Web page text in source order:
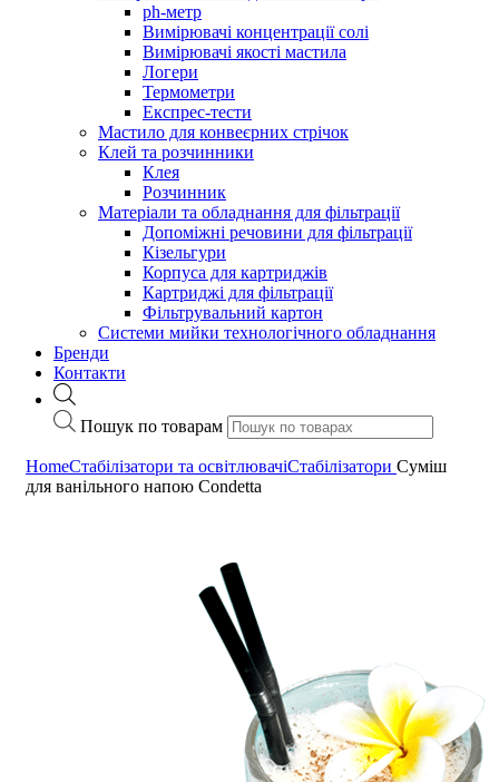
ph-метр
Вимірювачі концентрації солі
Вимірювачі якості мастила
Логери
Термометри
Експрес-тести
Мастило для конвеєрних стрічок
Клей та розчинники
Клея
Розчинник
Матеріали та обладнання для фільтрації
Допоміжні речовини для фільтрації
Кізельгури
Корпуса для картриджів
Картриджі для фільтрації
Фільтрувальний картон
Системи мийки технологічного обладнання
Бренди
Контакти
Пошук по товарам
HomeСтабілізатори та освітлювачіСтабілізатори Суміш
для ванільного напою Condetta